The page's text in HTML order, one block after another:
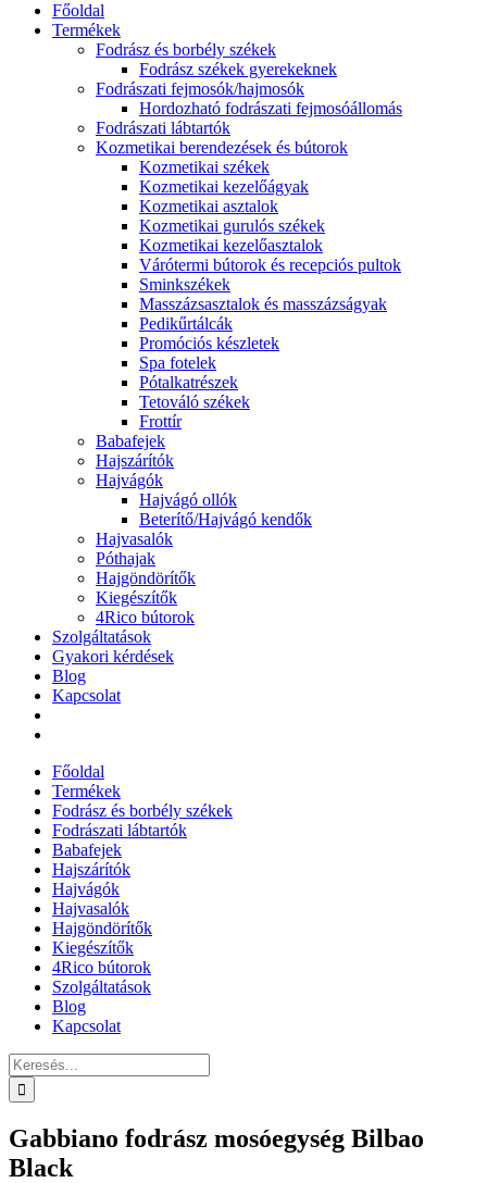
Főoldal
Termékek
Fodrász és borbély székek
Fodrász székek gyerekeknek
Fodrászati fejmosók/hajmosók
Hordozható fodrászati fejmosóállomás
Fodrászati lábtartók
Kozmetikai berendezések és bútorok
Kozmetikai székek
Kozmetikai kezelőágyak
Kozmetikai asztalok
Kozmetikai gurulós székek
Kozmetikai kezelőasztalok
Várótermi bútorok és recepciós pultok
Sminkszékek
Masszázsasztalok és masszázságyak
Pedikűrtálcák
Promóciós készletek
Spa fotelek
Pótalkatrészek
Tetováló székek
Frottír
Babafejek
Hajszárítók
Hajvágók
Hajvágó ollók
Beterítő/Hajvágó kendők
Hajvasalók
Póthajak
Hajgöndörítők
Kiegészítők
4Rico bútorok
Szolgáltatások
Gyakori kérdések
Blog
Kapcsolat
Főoldal
Termékek
Fodrász és borbély székek
Fodrászati lábtartók
Babafejek
Hajszárítók
Hajvágók
Hajvasalók
Hajgöndörítők
Kiegészítők
4Rico bútorok
Szolgáltatások
Blog
Kapcsolat
Keresés...
Gabbiano fodrász mosóegység Bilbao
Black